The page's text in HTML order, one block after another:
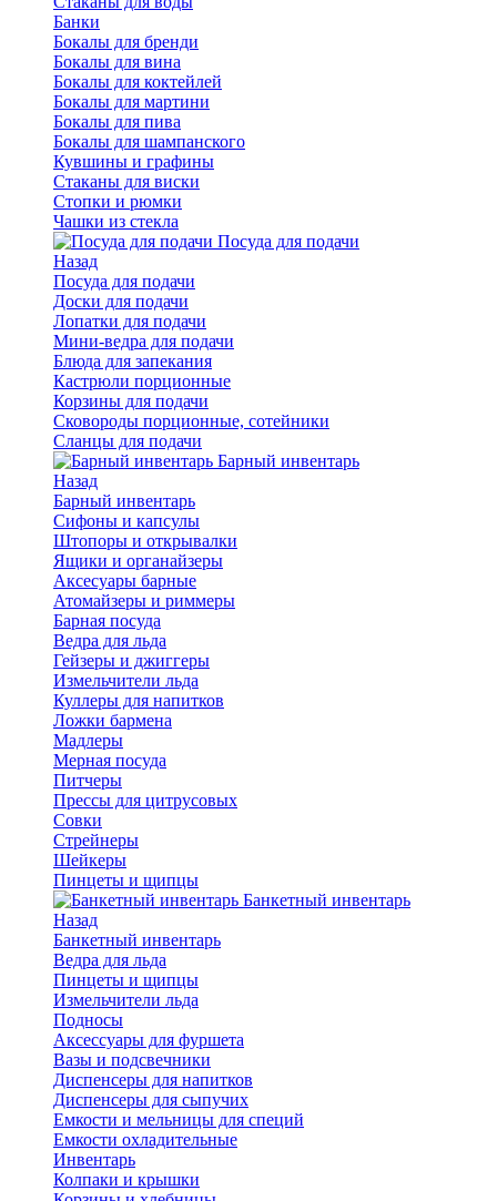
Банки
Бокалы для бренди
Бокалы для вина
Бокалы для коктейлей
Бокалы для мартини
Бокалы для пива
Бокалы для шампанского
Кувшины и графины
Стаканы для виски
Стопки и рюмки
Чашки из стекла
Посуда для подачи
Назад
Посуда для подачи
Доски для подачи
Лопатки для подачи
Мини-ведра для подачи
Блюда для запекания
Кастрюли порционные
Корзины для подачи
Сковороды порционные, сотейники
Сланцы для подачи
Барный инвентарь
Назад
Барный инвентарь
Сифоны и капсулы
Штопоры и открывалки
Ящики и органайзеры
Аксесуары барные
Атомайзеры и риммеры
Барная посуда
Ведра для льда
Гейзеры и джиггеры
Измельчители льда
Куллеры для напитков
Ложки бармена
Мадлеры
Мерная посуда
Питчеры
Прессы для цитрусовых
Совки
Стрейнеры
Шейкеры
Пинцеты и щипцы
Банкетный инвентарь
Назад
Банкетный инвентарь
Ведра для льда
Пинцеты и щипцы
Измельчители льда
Подносы
Аксессуары для фуршета
Вазы и подсвечники
Диспенсеры для напитков
Диспенсеры для сыпучих
Емкости и мельницы для специй
Емкости охладительные
Инвентарь
Колпаки и крышки